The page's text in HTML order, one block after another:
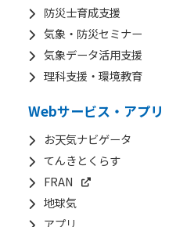
防災士育成支援
気象・防災セミナー
気象データ活用支援
理科支援・環境教育
Webサービス・アプリ
お天気ナビゲータ
てんきとくらす
FRAN
地球気
アプリ